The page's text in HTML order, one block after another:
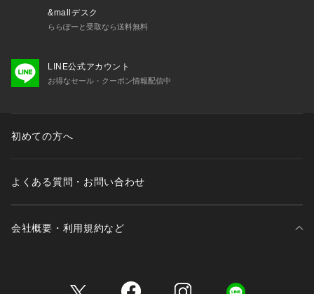
知をお知らせいたします。
▼ブランドのお気に入り登録
若干製品と画像のカラーが異なる場合もございます。
&mallデスク
ららぽーと受取なら送料無料
LINE公式アカウント
お得なセール・クーポン情報配信中
初めての方へ
よくある質問・お問い合わせ
会社概要・利用規約など